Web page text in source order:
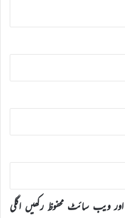
ویب سائٹ محفوظ رکھیں اگلی